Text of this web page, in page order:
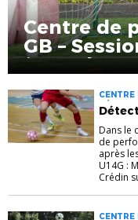
Centre de
GB –
à Baud
CENTRE
Dans le
de
après
U14G :
Crédin
CENTRE